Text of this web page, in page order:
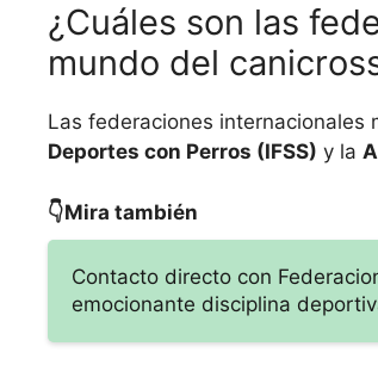
¿Cuáles son las
mundo del
Las federaciones internacionales
Deportes con Perros (IFSS) y la
👇Mira también
Contacto directo con
emocionante disciplina